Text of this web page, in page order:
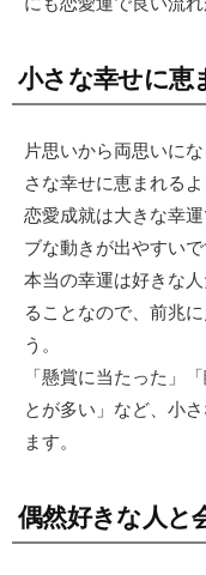
小さな幸せに恵
片思いから両思いに
さな幸せに恵まれるよ
恋愛成就は大きな幸
ブな動きが出やすいで
本当の幸運は好きな
ることなので、前兆
う。
「懸賞に当たった」
とが多い」など、小
ます。
偶然好きな人と